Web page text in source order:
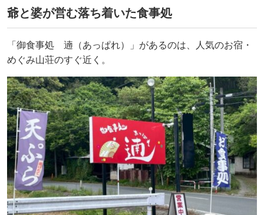
爺と婆が営む落ち着いた食事処
「御食事処 遖（あっぱれ）」があるのは、人気のお宿・
めぐみ山荘のすぐ近く。